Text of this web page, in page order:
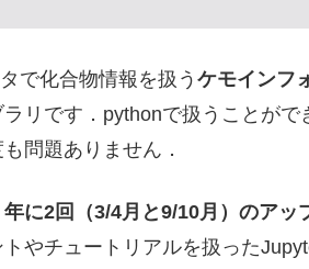
で化合物情報を扱うケモインフ
リです．pythonで扱うことが
問題ありません．
年に2回（3/4月と9/10月）のアッ
やチュートリアルを扱った